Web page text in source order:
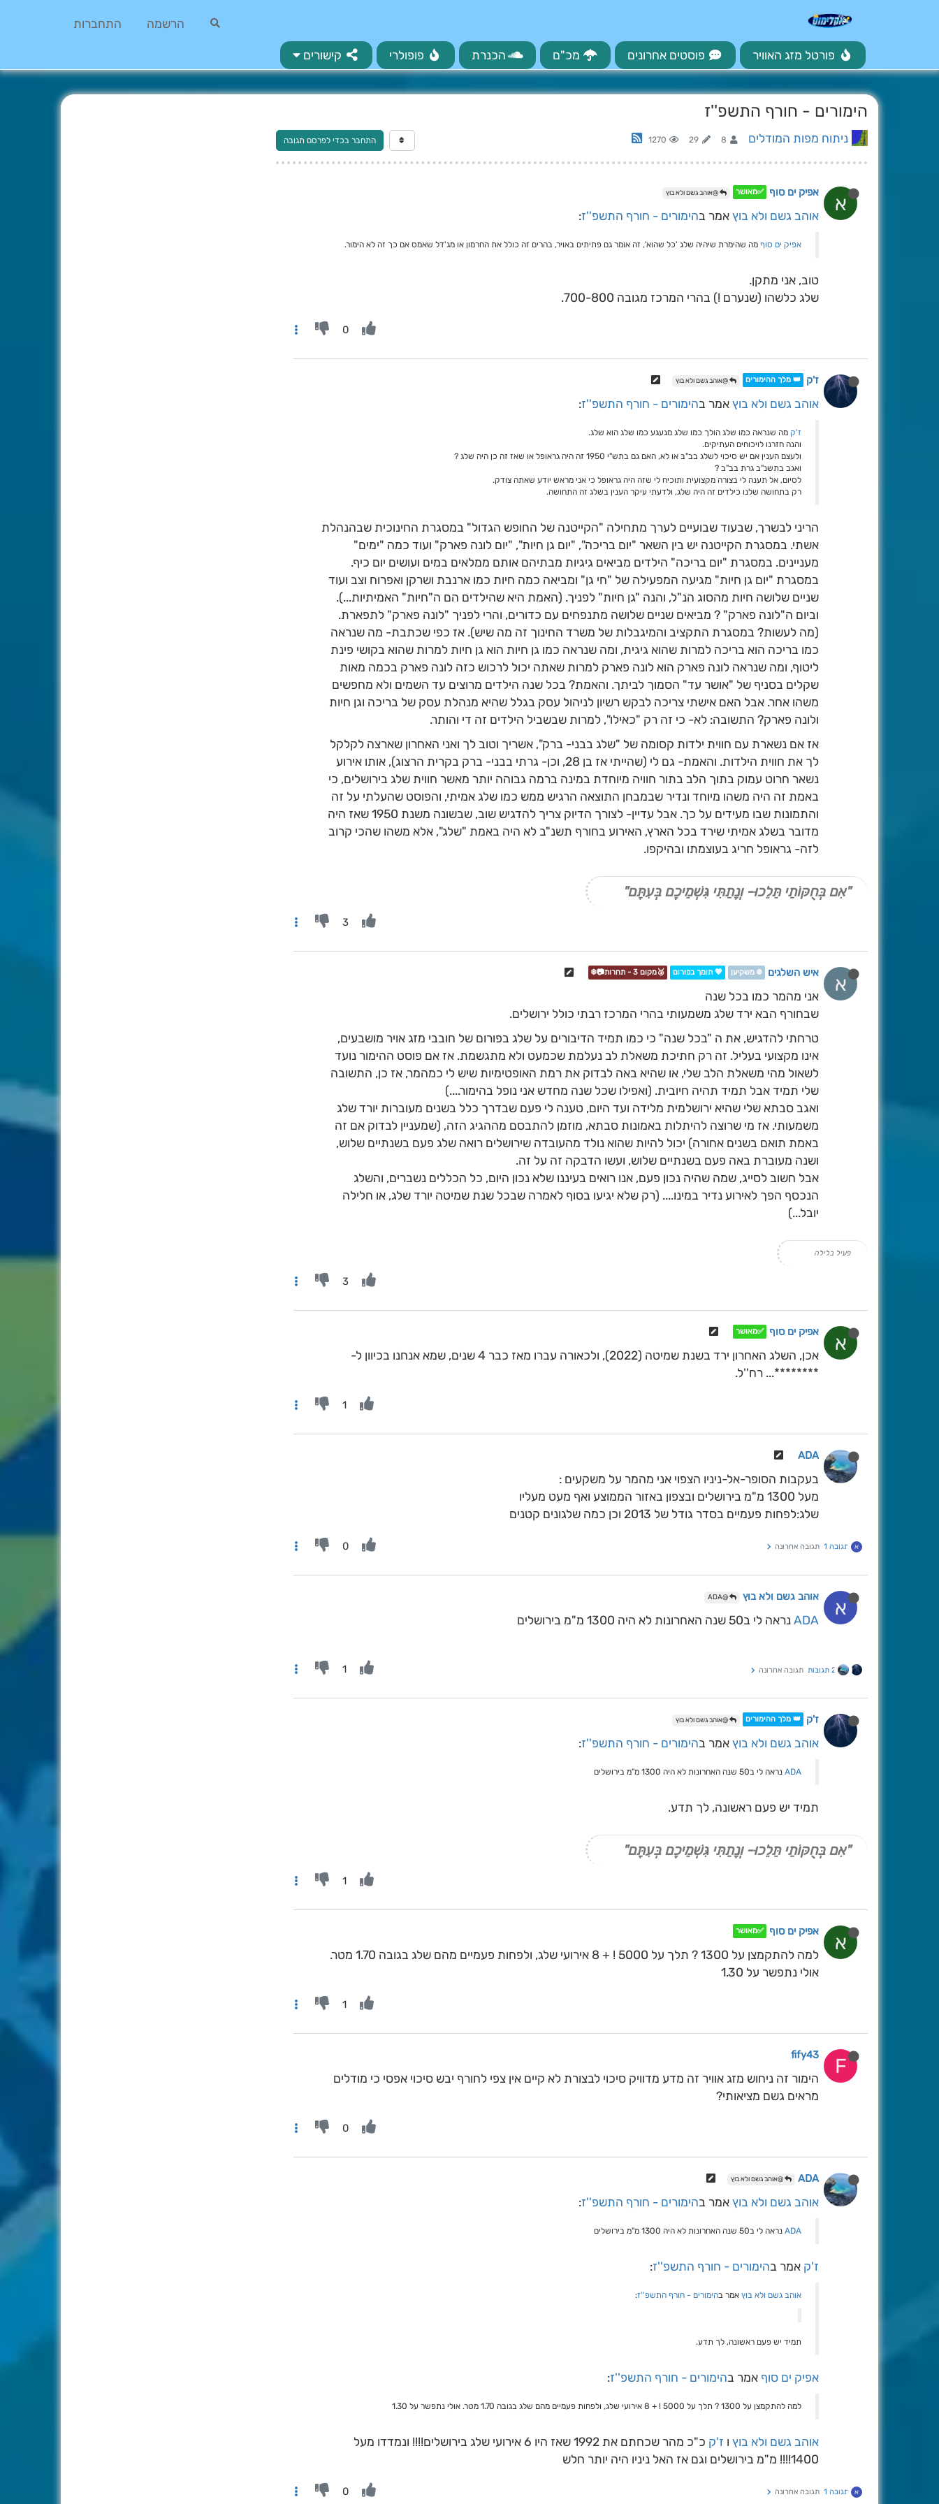
הרשמה התחברות
פורטל מזג האוויר פוסטים אחרונים מכ"ם הכנרת פופולרי קישורים
הימורים - חורף התשפ''ז
ניתוח מפות המודלים 8
29
1270 התחבר בכדי לפרסם תגובה
א אפיק ים סוף ✅מאושר @אוהב גשם ולא בוץ
אוהב גשם ולא בוץ אמר בהימורים - חורף התשפ''ז:
אפיק ים סוף מה שהימרת שיהיה שלג 'כל שהוא', זה אומר גם פתיתים באויר, בהרים זה כולל את החרמון או מג'דל שאמס אם כך זה לא הימור.
טוב, אני מתקן.
שלג כלשהו (שנערם !) בהרי המרכז מגובה 700-800.
0
ז'ק 👑 מלך ההימורים @אוהב גשם ולא בוץ
אוהב גשם ולא בוץ אמר בהימורים - חורף התשפ''ז:
ז'ק מה שנראה כמו שלג הולך כמו שלג מגעגע כמו שלג הוא שלג.
והנה חזרנו לויכוחים העתיקים.
ולעצם הענין אם יש סיכוי לשלג בב"ב או לא, האם גם בתש"י 1950 זה היה גראופל או שאז זה כן היה שלג ?
ואגב בתשנ"ב גרת בב"ב ?
לסיום, אל תענה לי בצורה מקצועית ותוכיח לי שזה היה גראופל כי אני מראש יודע שאתה צודק.
רק בתחושה שלנו כילדים זה היה שלג, ולדעתי עיקר הענין בשלג זה התחושה.
הריני לבשרך, שבעוד שבועיים לערך מתחילה "הקייטנה של החופש הגדול" במסגרת החינוכית שבהנהלת
אשתי. במסגרת הקייטנה יש בין השאר "יום בריכה", "יום גן חיות", "יום לונה פארק" ועוד כמה "ימים"
מעניינים. במסגרת "יום בריכה" הילדים מביאים גיגיות מבתיהם אותם ממלאים במים ועושים יום כיף.
במסגרת "יום גן חיות" מגיעה המפעילה של "חי גן" ומביאה כמה חיות כמו ארנבת ושרקן ואפרוח וצב ועוד
שניים שלושה חיות מהסוג הנ"ל, והנה "גן חיות" לפניך. (האמת היא שהילדים הם ה"חיות" האמיתיות...).
וביום ה"לונה פארק" ? מביאים שניים שלושה מתנפחים עם כדורים, והרי לפניך "לונה פארק" לתפארת.
(מה לעשות? במסגרת התקציב והמיגבלות של משרד החינוך זה מה שיש). אז כפי שכתבת- מה שנראה
כמו בריכה הוא בריכה למרות שהוא גיגית, ומה שנראה כמו גן חיות הוא גן חיות למרות שהוא בקושי פינת
ליטוף, ומה שנראה לונה פארק הוא לונה פארק למרות שאתה יכול לרכוש כזה לונה פארק בכמה מאות
שקלים בסניף של "אושר עד" הסמוך לביתך. והאמת? בכל שנה הילדים מרוצים עד השמים ולא מחפשים
משהו אחר. אבל האם אישתי צריכה לבקש רשיון לניהול עסק בגלל שהיא מנהלת עסק של בריכה וגן חיות
ולונה פארק? התשובה: לא- כי זה רק "כאילו", למרות שבשביל הילדים זה די והותר.
אז אם נשארת עם חווית ילדות קסומה של "שלג בבני- ברק", אשריך וטוב לך ואני האחרון שארצה לקלקל
לך את חווית הילדות. והאמת- גם לי (שהייתי אז בן 28, וכן- גרתי בבני- ברק בקרית הרצוג), אותו אירוע
נשאר חרוט עמוק בתוך הלב בתור חוויה מיוחדת במינה ברמה גבוהה יותר מאשר חווית שלג בירושלים, כי
באמת זה היה משהו מיוחד ונדיר שבמבחן התוצאה הרגיש ממש כמו שלג אמיתי, והפוסט שהעלתי על זה
והתמונות שבו מעידים על כך. אבל עדיין- לצורך הדיוק צריך להדגיש שוב, שבשונה משנת 1950 שאז היה
מדובר בשלג אמיתי שירד בכל הארץ, האירוע בחורף תשנ"ב לא היה באמת "שלג", אלא משהו שהכי קרוב
לזה- גראופל חריג בעוצמתו ובהיקפו.
"אִם בְּחֻקּוֹתַי תֵּלֵכוּ- וְנָתַתִּי גִּשְׁמֵיכֶם בְּעִתָּם"
3
א איש השלגים ❄️ משקיען 💖 תומך בפורום 🥉מקום 3 - תחרות📷❄️
אני מהמר כמו בכל שנה
שבחורף הבא ירד שלג משמעותי בהרי המרכז רבתי כולל ירושלים.
טרחתי להדגיש, את ה "בכל שנה" כי כמו תמיד הדיבורים על שלג בפורום של חובבי מזג אויר מושבעים,
אינו מקצועי בעליל. זה רק חתיכת משאלת לב נעלמת שכמעט ולא מתגשמת. אז אם פוסט ההימור נועד
לשאול מהי משאלת הלב שלי, או שהיא באה לבדוק את רמת האופטימיות שיש לי כמהמר, אז כן, התשובה
שלי תמיד אבל תמיד תהיה חיובית. (ואפילו שכל שנה מחדש אני נופל בהימור....)
ואגב סבתא שלי שהיא ירושלמית מלידה ועד היום, טענה לי פעם שבדרך כלל בשנים מעוברות יורד שלג
משמעותי. אז מי שרוצה להיתלות באמונות סבתא, מוזמן להתבסם מההגיג הזה, (שמעניין לבדוק אם זה
באמת תואם בשנים אחורה) יכול להיות שהוא נולד מהעובדה שירושלים רואה שלג פעם בשנתיים שלוש,
ושנה מעוברת באה פעם בשנתיים שלוש, ועשו הדבקה זה על זה.
אבל חשוב לסייג, שמה שהיה נכון פעם, אנו רואים בעיננו שלא נכון היום, כל הכללים נשברים, והשלג
הנכסף הפך לאירוע נדיר במינו.... (רק שלא יגיעו בסוף לאמרה שבכל שנת שמיטה יורד שלג, או חלילה
יובל...)
פעיל בלילה
3
א אפיק ים סוף ✅מאושר
אכן, השלג האחרון ירד בשנת שמיטה (2022), ולכאורה עברו מאז כבר 4 שנים, שמא אנחנו בכיוון ל-
********... רח''ל.
1
ADA
בעקבות הסופר-אל-ניניו הצפוי אני מהמר על משקעים :
מעל 1300 מ"מ בירושלים ובצפון באזור הממוצע ואף מעט מעליו
שלג:לפחות פעמיים בסדר גודל של 2013 וכן כמה שלגונים קטנים
א תגובה 1 תגובה אחרונה 0
א אוהב גשם ולא בוץ @ADA
ADA נראה לי ב50 שנה האחרונות לא היה 1300 מ"מ בירושלים
2 תגובות תגובה אחרונה 1
ז'ק 👑 מלך ההימורים @אוהב גשם ולא בוץ
אוהב גשם ולא בוץ אמר בהימורים - חורף התשפ''ז:
ADA נראה לי ב50 שנה האחרונות לא היה 1300 מ"מ בירושלים
תמיד יש פעם ראשונה, לך תדע.
"אִם בְּחֻקּוֹתַי תֵּלֵכוּ- וְנָתַתִּי גִּשְׁמֵיכֶם בְּעִתָּם"
1
א אפיק ים סוף ✅מאושר
למה להתקמצן על 1300 ? תלך על 5000 ! + 8 אירועי שלג, ולפחות פעמיים מהם שלג בגובה 1.70 מטר.
אולי נתפשר על 1.30
1
F
fify43
הימור זה ניחוש מזג אוויר זה מדע מדוויק סיכוי לבצורת לא קיים אין צפי לחורף יבש סיכוי אפסי כי מודלים
מראים גשם מציאותי?
0
ADA @אוהב גשם ולא בוץ
אוהב גשם ולא בוץ אמר בהימורים - חורף התשפ''ז:
ADA נראה לי ב50 שנה האחרונות לא היה 1300 מ"מ בירושלים
ז'ק אמר בהימורים - חורף התשפ''ז:
אוהב גשם ולא בוץ אמר בהימורים - חורף התשפ''ז:
תמיד יש פעם ראשונה, לך תדע.
אפיק ים סוף אמר בהימורים - חורף התשפ''ז:
למה להתקמצן על 1300 ? תלך על 5000 ! + 8 אירועי שלג, ולפחות פעמיים מהם שלג בגובה 1.70 מטר. אולי נתפשר על 1.30
אוהב גשם ולא בוץ ו ז'ק
כ"כ מהר שכחתם את 1992 שאז היו 6 אירועי שלג בירושלים!!!! ונמדדו מעל
1400!!!! מ"מ בירושלים וגם אז האל ניניו היה יותר חלש
א תגובה 1 תגובה אחרונה 0